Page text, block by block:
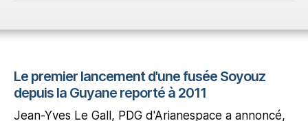
Le premier lancement d'une fusée Soyouz
depuis la Guyane reporté à 2011
Jean-Yves Le Gall, PDG d'Arianespace a annoncé,